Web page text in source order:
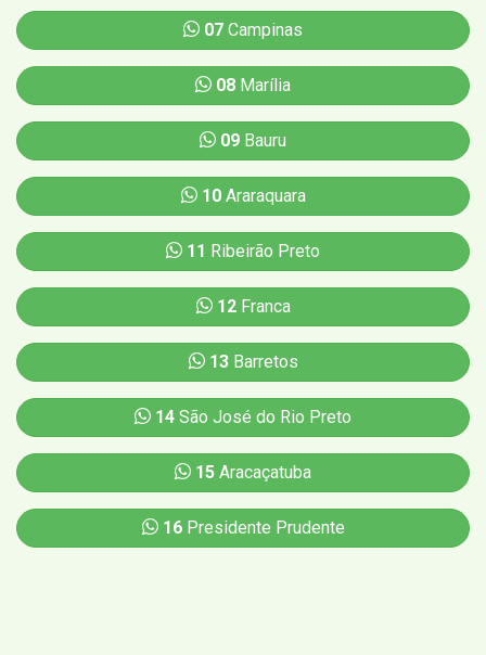
07 Campinas
08 Marília
09 Bauru
10Araraquara
11 Ribeirão Preto
12Franca
13Barretos
14 São José do Rio Preto
15 Aracaçatuba
16Presidente Prudente